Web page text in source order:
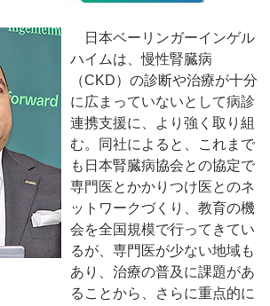
日本ベーリンガーインゲル
ハイムは、慢性腎臓病
（CKD）の診断や治療が十分
に広まっていないとして病診
連携支援に、より強く取り組
む。同社によると、これまで
も日本腎臓病協会との協定で
専門医とかかりつけ医とのネ
ットワークづくり、教育の機
会を全国規模で行ってきてい
るが、専門医が少ない地域も
あり、治療の普及に課題があ
ることから、さらに重点的に